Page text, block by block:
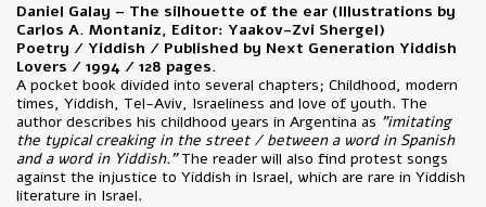
Daniel Galay – The silhouette of the ear (Illustrations by
Carlos A. Montaniz, Editor: Yaakov-Zvi Shergel)
Poetry / Yiddish / Published by Next Generation Yiddish
Lovers / 1994 / 128 pages.
A pocket book divided into several chapters; Childhood, modern
times, Yiddish, Tel-Aviv, Israeliness and love of youth. The
author describes his childhood years in Argentina as "imitating
the typical creaking in the street / between a word in Spanish
and a word in Yiddish."The reader will also find protest songs
against the injustice to Yiddish in Israel, which are rare in Yiddish
literature in Israel.